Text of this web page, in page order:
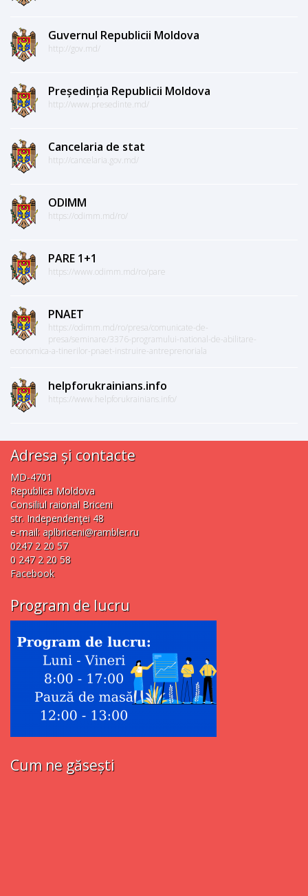
Guvernul Republicii Moldova
http://gov.md/
Președinția Republicii Moldova
http://www.presedinte.md/
Cancelaria de stat
http://cancelaria.gov.md/
ODIMM
https://odimm.md/ro/
PARE 1+1
https://www.odimm.md/ro/pare
PNAET
https://odimm.md/ro/presa/comunicate-de-
presa/seminare/3376-programului-national-de-abilitare-
economica-a-tinerilor-pnaet-instruire-antreprenoriala
helpforukrainians.info
https://www.helpforukrainians.info/
Adresa și contacte
MD-4701
Republica Moldova
Consiliul raional Briceni
str. Independenţei 48
e-mail: aplbriceni@rambler.ru
0247 2 20 57
0 247 2 20 58
Facebook
Program de lucru
Cum ne găsești